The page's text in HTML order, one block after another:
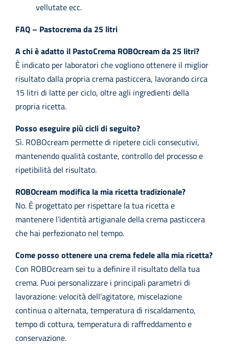
vellutate ecc.
FAQ – Pastocrema da 25 litri
A chi è adatto il PastoCrema ROBOcream da 25 litri?
È indicato per laboratori che vogliono ottenere il miglior
risultato dalla propria crema pasticcera, lavorando circa
15 litri di latte per ciclo, oltre agli ingredienti della
propria ricetta.
Posso eseguire più cicli di seguito?
Sì. ROBOcream permette di ripetere cicli consecutivi,
mantenendo qualità costante, controllo del processo e
ripetibilità del risultato.
ROBOcream modifica la mia ricetta tradizionale?
No. È progettato per rispettare la tua ricetta e
mantenere l’identità artigianale della crema pasticcera
che hai perfezionato nel tempo.
Come posso ottenere una crema fedele alla mia ricetta?
Con ROBOcream sei tu a definire il risultato della tua
crema. Puoi personalizzare i principali parametri di
lavorazione: velocità dell’agitatore, miscelazione
continua o alternata, temperatura di riscaldamento,
tempo di cottura, temperatura di raffreddamento e
conservazione.